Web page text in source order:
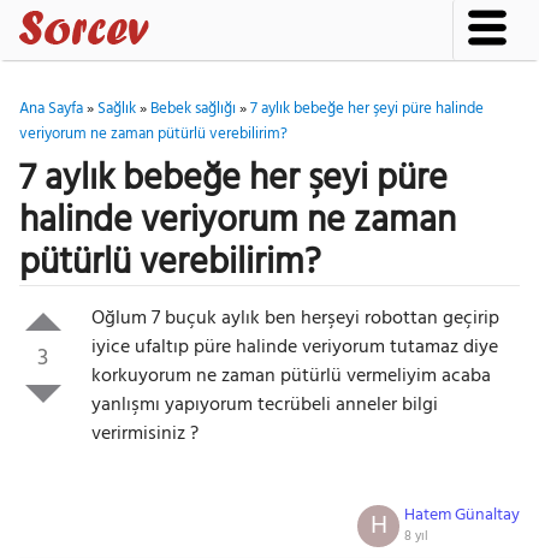
Ana Sayfa»Sağlık»Bebek sağlığı»7 aylık bebeğe her şeyi püre halinde
veriyorum ne zaman pütürlü verebilirim?
7 aylık bebeğe her şeyi püre
halinde veriyorum ne zaman
pütürlü verebilirim?
3
Oğlum 7 buçuk aylık ben herşeyi robottan geçirip
iyice ufaltıp püre halinde veriyorum tutamaz diye
korkuyorum ne zaman pütürlü vermeliyim acaba
yanlışmı yapıyorum tecrübeli anneler bilgi
verirmisiniz ?
Hatem Günaltay
8 yıl
H